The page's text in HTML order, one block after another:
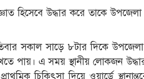
হিসেবে উদ্ধার করে তাকে উপজেলা
সকাল সাড়ে ৮টার দিকে উপজেলা
পায়। এ সময় স্থানীয় লোকজন
চিকিৎসা দিয়ে ওয়ার্ডে